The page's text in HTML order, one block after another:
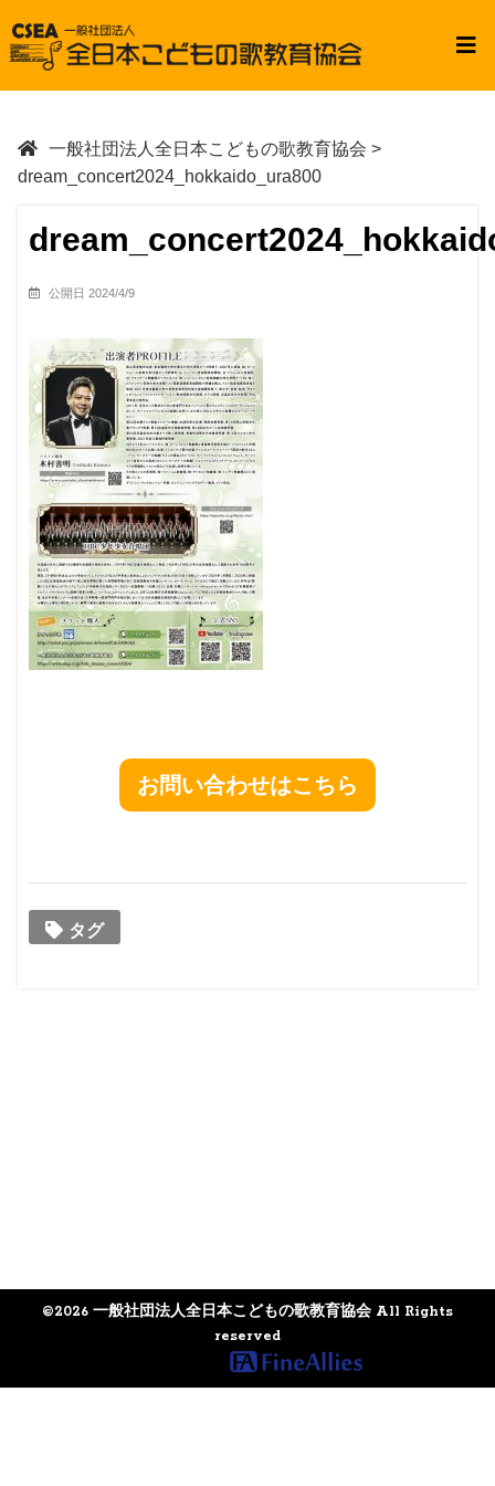
一般社団法人全日本こどもの歌教育協会 >
dream_concert2024_hokkaido_ura800
公開日 2024/4/9
お問い合わせはこちら
タグ
©2026 一般社団法人全日本こどもの歌教育協会 All Rights
reserved